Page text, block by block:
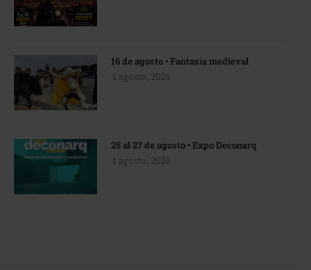
16 de agosto • Fantasía medieval
4 agosto, 2026
25 al 27 de agosto • Expo Deconarq
4 agosto, 2026